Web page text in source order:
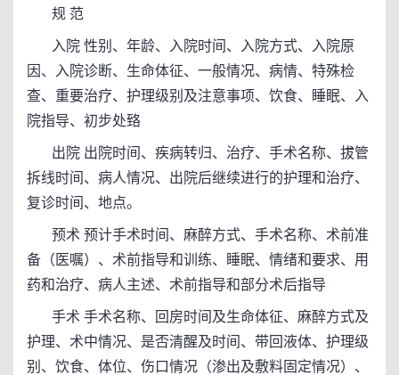
规 范
入院 性别、年龄、入院时间、入院方式、入院原
因、入院诊断、生命体征、一般情况、病情、特殊检
查、重要治疗、护理级别及注意事项、饮食、睡眠、入
院指导、初步处臵
出院 出院时间、疾病转归、治疗、手术名称、拔管
拆线时间、病人情况、出院后继续进行的护理和治疗、
复诊时间、地点。
预术 预计手术时间、麻醉方式、手术名称、术前准
备（医嘱）、术前指导和训练、睡眠、情绪和要求、用
药和治疗、病人主述、术前指导和部分术后指导
手术 手术名称、回房时间及生命体征、麻醉方式及
护理、术中情况、是否清醒及时间、带回液体、护理级
别、饮食、体位、伤口情况（渗出及敷料固定情况）、